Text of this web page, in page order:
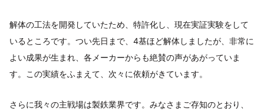
解体の工法を開発していたため、特許化し、現在実証実験をして
いるところです。つい先日まで、4基ほど解体しましたが、非常に
よい成果が生まれ、各メーカーからも絶賛の声があがっていま
す。この実績をふまえて、次々に依頼がきています。
さらに我々の主戦場は製鉄業界です。みなさまご存知のとおり、